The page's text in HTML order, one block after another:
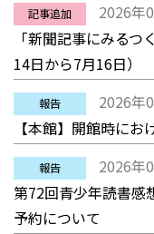
記事追加
2026年
「新聞記事にみる
14日から7月16日）
報告
2026年
【本館】開館時に
報告
2026年
第72回青少年読書感
予約について